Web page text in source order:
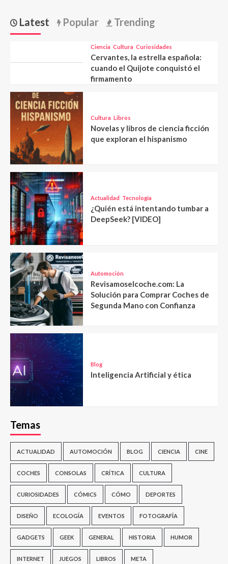
Latest Popular Trending
Ciencia Cultura Curiosidades
Cervantes, la estrella española:
cuando el Quijote conquistó el
firmamento
Cultura Libros
Novelas y libros de ciencia ficción
que exploran el hispanismo
Actualidad Tecnología
¿Quién está intentando tumbar a
DeepSeek? [VIDEO]
Automoción
Revisamoselcoche.com: La
Solución para Comprar Coches de
Segunda Mano con Confianza
Blog
Inteligencia Artificial y ética
Temas
ACTUALIDAD AUTOMOCIÓN BLOG CIENCIA CINE
COCHES CONSOLAS CRÍTICA CULTURA
CURIOSIDADES CÓMICS CÓMO DEPORTES
DISEÑO ECOLOGÍA EVENTOS FOTOGRAFÍA
GADGETS GEEK GENERAL HISTORIA HUMOR
INTERNET JUEGOS LIBROS META